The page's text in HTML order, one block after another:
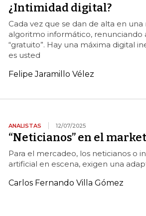
¿Intimidad digital?
Cada vez que se dan de alta en
algoritmo informático, renunciando
“gratuito”. Hay una máxima digital
es usted
Felipe Jaramillo Vélez
ANALISTAS 12/07/2025
“Neticianos” en el
Para el mercadeo, los neticianos o
artificial en escena, exigen una
Carlos Fernando Villa Gómez